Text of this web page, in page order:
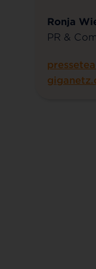
Ronja
PR &